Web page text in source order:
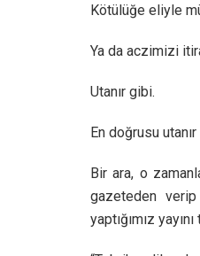
Kötülüğe eliyle
Ya da aczimizi
Utanır gibi.
En doğrusu
Bir ara, o
gazeteden
yaptığımız